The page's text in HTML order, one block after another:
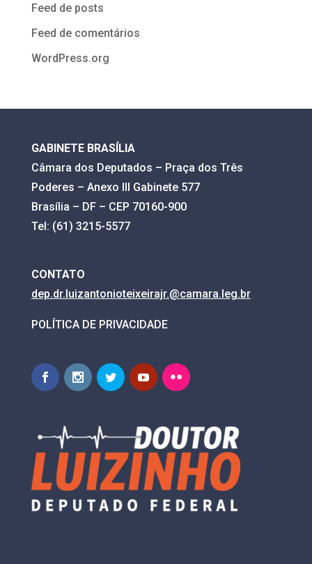
Feed de posts
Feed de comentários
WordPress.org
GABINETE BRASÍLIA
Câmara dos Deputados – Praça dos Três
Poderes – Anexo III Gabinete 577
Brasília – DF – CEP 70160-900
Tel: (61) 3215-5577
CONTATO
dep.dr.luizantonioteixeirajr.@camara.leg.br
POLÍTICA DE PRIVACIDADE